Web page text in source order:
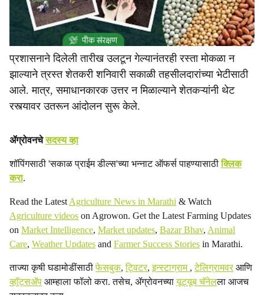
​प्रशासनाने दिलेली तारीख उलटून गेल्यानंतरही रस्ता मोकळा न
झाल्याने त्रस्त शेतकरी शनिवारी सकाळी तहसीलदारांच्या भेटीसाठी
आले. मात्र, समाधानकारक उत्तर न मिळाल्याने शेतकऱ्यांनी थेट
रस्त्यावर उतरून आंदोलन सुरू केले.
ॲग्रोवनचेसदस्य व्हा
शॉपिंगसाठी 'सकाळ प्राईम डील्स'च्या भन्नाट ऑफर्स पाहण्यासाठीक्लिक
करा.
Read the Latest Agriculture News in Marathi & Watch
Agriculture videos on Agrowon. Get the Latest Farming Updates
on Market Intelligence, Market updates, Bazar Bhav, Animal
Care, Weather Updates and Farmer Success Stories in Marathi.
ताज्या कृषी घडामोडींसाठीफेसबुक,ट्विटर,इन्स्टाग्राम ,टेलिग्रामवरआणि
व्हॉट्सॲप आम्हाला फॉलो करा. तसेच, ॲग्रोवनच्यायूट्यूब चॅनेलला आजच